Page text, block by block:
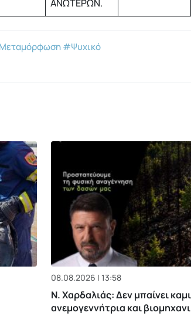
ΑΝΩΤΕΡΩΝ.
#Ψυχικό
08.08.2026 | 13:58
Ν. Χαρδαλιάς: Δεν μπαίνει
ανεμογεννήτρια και